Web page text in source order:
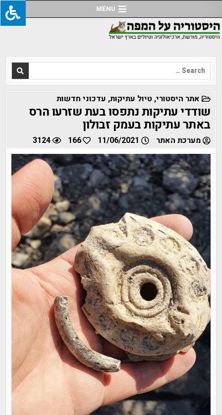
to
content
MENU
Search
for:
POSTED
IN
אתר היסטורי, טיול עתיקות, עדכוני חדשות
שודדי עתיקות נתפסו בעת שזרעו הרס
באתר עתיקות בעמק זבולון
מערכת האתר 166
3124